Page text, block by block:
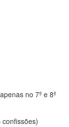
no 7º e 8º